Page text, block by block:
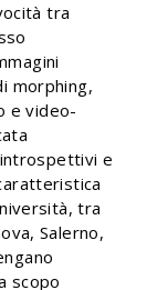
tra
morphing,
e video-
e
tra
Salerno,
scopo